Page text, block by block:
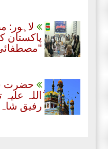
لاہور:
پاکستان
"مصطفائی
حضرت
ُاللہ
رفیق شاہ